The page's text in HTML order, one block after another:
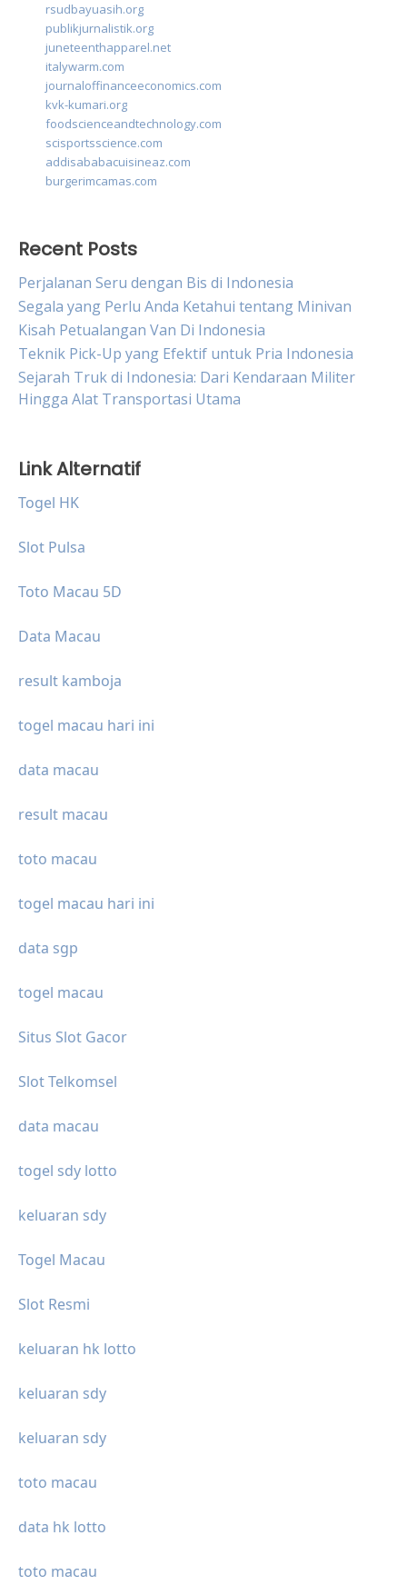
rsudbayuasih.org
publikjurnalistik.org
juneteenthapparel.net
italywarm.com
journaloffinanceeconomics.com
kvk-kumari.org
foodscienceandtechnology.com
scisportsscience.com
addisababacuisineaz.com
burgerimcamas.com
Recent Posts
Perjalanan Seru dengan Bis di Indonesia
Segala yang Perlu Anda Ketahui tentang Minivan
Kisah Petualangan Van Di Indonesia
Teknik Pick-Up yang Efektif untuk Pria Indonesia
Sejarah Truk di Indonesia: Dari Kendaraan Militer
Hingga Alat Transportasi Utama
Link Alternatif
Togel HK
Slot Pulsa
Toto Macau 5D
Data Macau
result kamboja
togel macau hari ini
data macau
result macau
toto macau
togel macau hari ini
data sgp
togel macau
Situs Slot Gacor
Slot Telkomsel
data macau
togel sdy lotto
keluaran sdy
Togel Macau
Slot Resmi
keluaran hk lotto
keluaran sdy
keluaran sdy
toto macau
data hk lotto
toto macau